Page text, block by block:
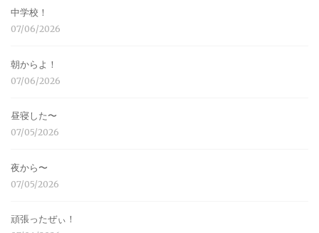
中学校！
07/06/2026
朝からよ！
07/06/2026
昼寝した〜
07/05/2026
夜から〜
07/05/2026
頑張ったぜぃ！